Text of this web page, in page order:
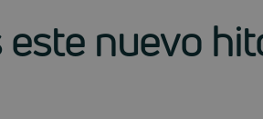
este nuevo